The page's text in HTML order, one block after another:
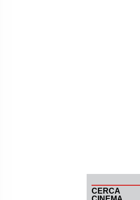
CERCA